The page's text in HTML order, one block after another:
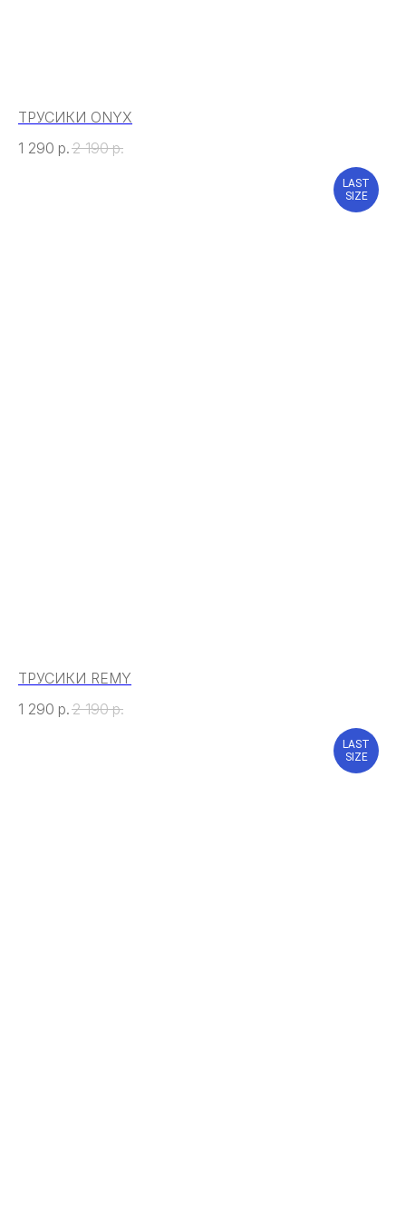
ТРУСИКИ ONYX
1 290 р. 2 190 р.
LAST
SIZE
ТРУСИКИ REMY
1 290 р. 2 190 р.
LAST
SIZE